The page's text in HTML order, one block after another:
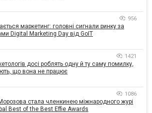
956
маркетинг: головні сигнали ринку за
Digital Marketing Day від GoIT
1421
досі роблять одну й ту саму помилку,
що вона не працює
1086
стала членкинею міжнародного журі
Best of the Best Effie Awards